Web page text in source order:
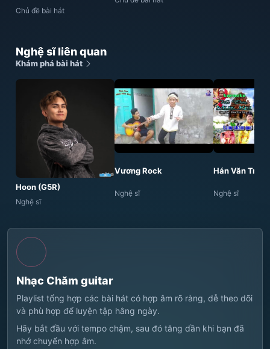
Chủ đề bài hát
Nghệ sĩ liên quan
Khám phá bài hát
Hoon (G5R)
Nghệ sĩ
Vương Rock
Nghệ sĩ
Hán Văn Trà
Nghệ sĩ
Nhạc Chăm guitar
Playlist tổng hợp các bài hát có hợp âm rõ ràng, dễ theo dõi
và phù hợp để luyện tập hằng ngày.
Hãy bắt đầu với tempo chậm, sau đó tăng dần khi bạn đã
nhớ chuyển hợp âm.